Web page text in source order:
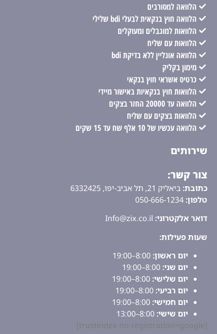
הלוואה למסורבים
הלוואה חוץ בנקאית לבעלי bdi שלילי
הלוואות למוגבלים ומעוקלים
הלוואות עם שליח
הלוואה אונליין ללא בדיקת bdi
מימון בקליק
כרטיס אשראי חוץ בנקאי
הלוואות חוץ בנקאיות באישור מיידי
הלוואה עד 20000 החזר בצקים
הלוואות בצקים עם שליח
הלוואה עכשיו של 10 אלף שח עד 15 שקים
שירותים
צור קשר:
כתובת:ביאליק 21, תל אביב-יפו, 6332425
טלפון: 050-666-1234
דואר אלקטרוני:Info@zix.co.il
שעות פעילות:
יום ראשון:8:00–19:00
יום שני:8:00–19:00
יום שלישי:8:00–19:00
יום רביעי:8:00–19:00
יום חמישי:8:00–19:00
יום שישי:8:00–13:00